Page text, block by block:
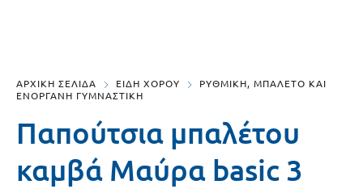
ΑΡΧΙΚΗ ΣΕΛΙΔΑ ΕΙΔΗ ΧΟΡΟΥ
ΡΥΘΜΙΚΗ, ΜΠΑΛΕΤΟ ΚΑΙ
ΕΝΟΡΓΑΝΗ ΓΥΜΝΑΣΤΙΚΗ
Παπούτσια μπαλέτου
καμβά Μαύρα basic 3